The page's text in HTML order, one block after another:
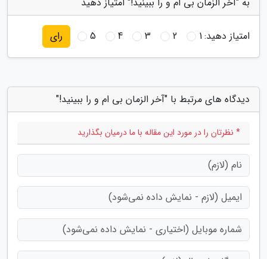
امتیاز دهید:1
2
3
4
5 رای
دیدگاه های مرتبط با "آخر الزمان بی ام و را ببینید!"
* نظرتان را در مورد این مقاله با ما درمیان بگذارید